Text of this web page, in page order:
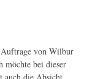
von Wilbur
möchte bei dieser